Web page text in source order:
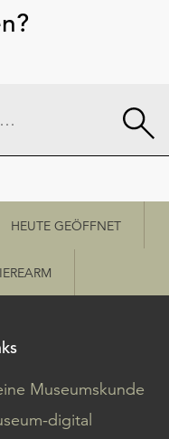
HEUTE GEÖFFNET
Museumskunde
digital